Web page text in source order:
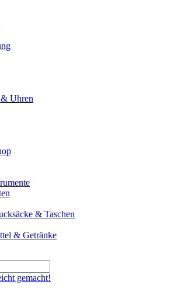
Uhren
& Taschen
& Getränke
gemacht!